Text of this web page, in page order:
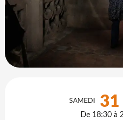
SAMEDI 31
De 18:30 à